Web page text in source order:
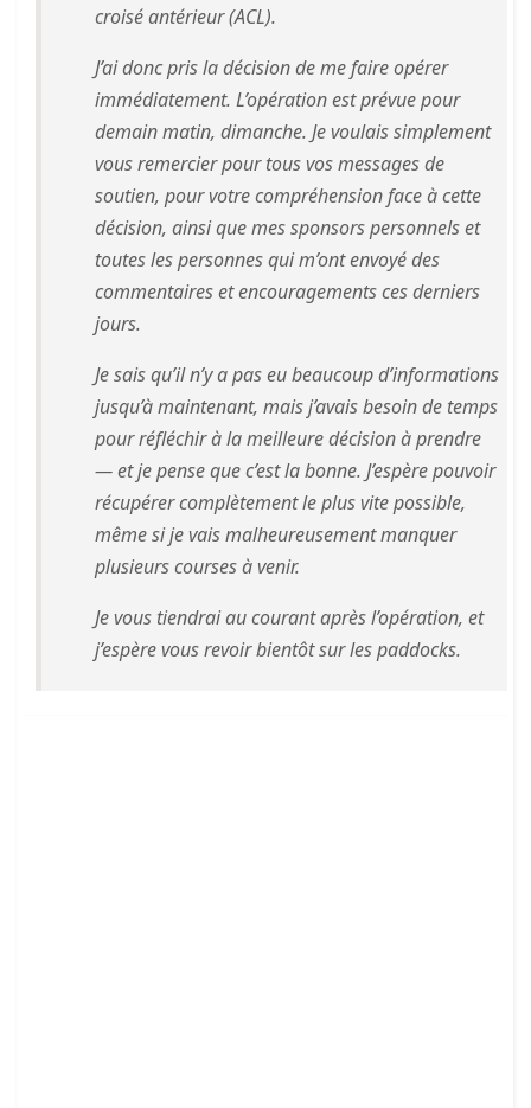
croisé antérieur (ACL).
J’ai donc pris la décision de me faire opérer
immédiatement. L’opération est prévue pour
demain matin, dimanche. Je voulais simplement
vous remercier pour tous vos messages de
soutien, pour votre compréhension face à cette
décision, ainsi que mes sponsors personnels et
toutes les personnes qui m’ont envoyé des
commentaires et encouragements ces derniers
jours.
Je sais qu’il n’y a pas eu beaucoup d’informations
jusqu’à maintenant, mais j’avais besoin de temps
pour réfléchir à la meilleure décision à prendre
— et je pense que c’est la bonne. J’espère pouvoir
récupérer complètement le plus vite possible,
même si je vais malheureusement manquer
plusieurs courses à venir.
Je vous tiendrai au courant après l’opération, et
j’espère vous revoir bientôt sur les paddocks.